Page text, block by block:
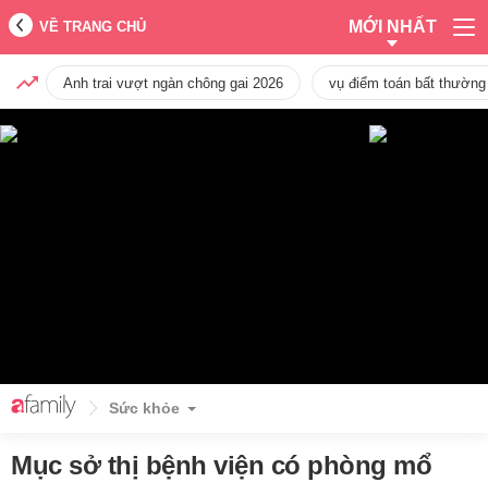
VỀ TRANG CHỦ MỚI NHẤT
Anh trai vượt ngàn chông gai 2026 vụ điểm toán bất
Sức khỏe
Mục sở thị bệnh viện có phòng mổ